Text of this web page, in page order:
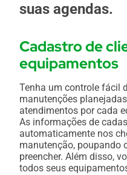
suas agendas.
Cadastro de
equipamentos
Tenha um controle fácil
manutenções
atendimentos por cada
As informações de
automaticamente nos
manutenção, poupando
preencher. Além disso,
todos seus